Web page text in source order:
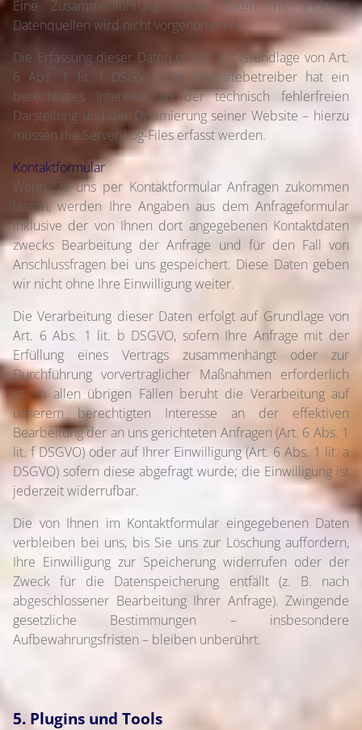
Eine Zusammenführung dieser Daten mit anderen
Datenquellen wird nicht vorgenommen.
Die Erfassung dieser Daten erfolgt auf Grundlage von Art.
6 Abs. 1 lit. f DSGVO. Der Websitebetreiber hat ein
berechtigtes Interesse an der technisch fehlerfreien
Darstellung und der Optimierung seiner Website – hierzu
müssen die Server-Log-Files erfasst werden.
Kontaktformular
Wenn Sie uns per Kontaktformular Anfragen zukommen
lassen, werden Ihre Angaben aus dem Anfrageformular
inklusive der von Ihnen dort angegebenen Kontaktdaten
zwecks Bearbeitung der Anfrage und für den Fall von
Anschlussfragen bei uns gespeichert. Diese Daten geben
wir nicht ohne Ihre Einwilligung weiter.
Die Verarbeitung dieser Daten erfolgt auf Grundlage von
Art. 6 Abs. 1 lit. b DSGVO, sofern Ihre Anfrage mit der
Erfüllung eines Vertrags zusammenhängt oder zur
Durchführung vorvertraglicher Maßnahmen erforderlich
ist. In allen übrigen Fällen beruht die Verarbeitung auf
unserem berechtigten Interesse an der effektiven
Bearbeitung der an uns gerichteten Anfragen (Art. 6 Abs. 1
lit. f DSGVO) oder auf Ihrer Einwilligung (Art. 6 Abs. 1 lit. a
DSGVO) sofern diese abgefragt wurde; die Einwilligung ist
jederzeit widerrufbar.
Die von Ihnen im Kontaktformular eingegebenen Daten
verbleiben bei uns, bis Sie uns zur Löschung auffordern,
Ihre Einwilligung zur Speicherung widerrufen oder der
Zweck für die Datenspeicherung entfällt (z. B. nach
abgeschlossener Bearbeitung Ihrer Anfrage). Zwingende
gesetzliche Bestimmungen – insbesondere
Aufbewahrungsfristen – bleiben unberührt.
5. Plugins und Tools